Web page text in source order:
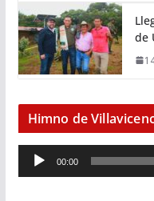
de
Himno de
e
00:00